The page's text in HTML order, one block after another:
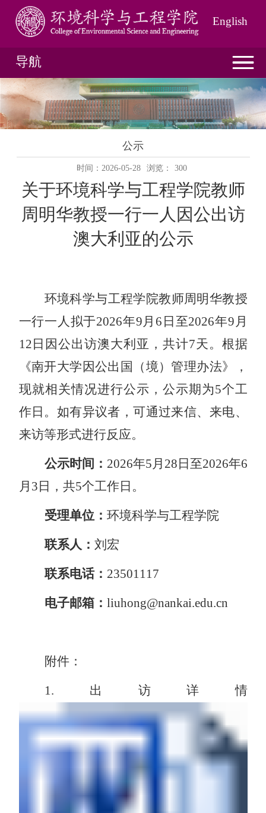
English
导航
公示
时间：2026-05-28 浏览： 300
关于环境科学与工程学院教师
周明华教授一行一 人因公出访
澳大利亚的公示
环境科学与工程学院教师周明华教授
一行一 人拟于2026年9月 6 日至2026年9 月
12 日因公出访澳大利亚 ，共计7天。根据
《南开大学因公出国（境）管理办法》，
现就相关情况进行公示，公示期为5个工
作日。如有异议者，可通过来信、来电、
来访等形式进行反应。
公示时间： 2026年5月 28日至2026年6
月 3 日，共5个工作日。
受理单位： 环境科学与工程学院
联系人： 刘宏
联系电话： 23501117
电子邮箱： liuhong@nankai.edu.cn
附件：
1.出访详情